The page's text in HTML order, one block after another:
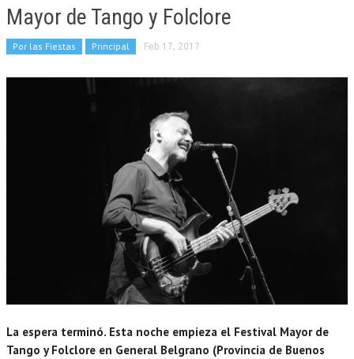
Mayor de Tango y Folclore
Por las Fiestas Principal Feb 17, 2017
La espera terminó. Esta noche empieza el Festival Mayor de
Tango y Folclore en General Belgrano (Provincia de Buenos